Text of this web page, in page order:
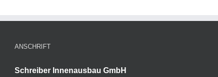
ANSCHRIFT
Schreiber Innenausbau GmbH